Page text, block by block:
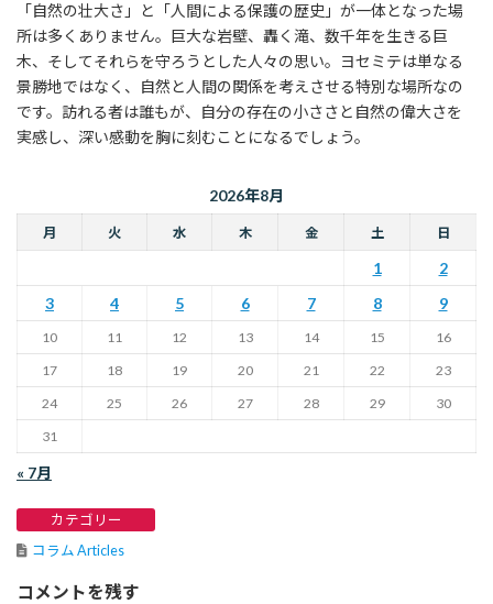
「自然の壮大さ」と「人間による保護の歴史」が一体となった場
所は多くありません。巨大な岩壁、轟く滝、数千年を生きる巨
木、そしてそれらを守ろうとした人々の思い。ヨセミテは単なる
景勝地ではなく、自然と人間の関係を考えさせる特別な場所なの
です。訪れる者は誰もが、自分の存在の小ささと自然の偉大さを
実感し、深い感動を胸に刻むことになるでしょう。
2026年8月
月 火 水 木 金 土 日
1
2
3
4 5 6 7 8 9
10 11 12 13 14 15
16
17
18 19 20 21 22
23
24
25 26 27 28 29
30
31
« 7月
カテゴリー
コラム Articles
コメントを残す